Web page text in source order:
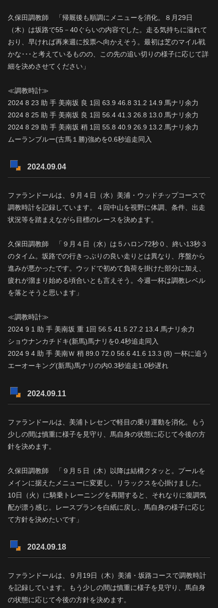
久保田調教師 「帰厩後も順調にメニューを消化。８月29日
（木）は坂路で55－40ぐらいの内容でした。走る気持ちに溢れて
おり、早ければ再来週に投票へ向かえそう。最初は芝のマイル戦
かな･･･と考えているものの、この先の追い切りの様子に応じて詳
細を決めさせてください」
≪調教時計≫
2024 8 23 助 手 美南坂 良 1回 63.9 46.8 31.2 14.9 馬ナリ余力
2024 8 25 助 手 美南坂 良 1回 56.4 41.3 26.8 13.0 馬ナリ余力
2024 8 29 助 手 美南坂 稍 1回 55.8 40.9 26.9 13.2 馬ナリ余力
ムーランブルー(古馬１勝)強めを0.6秒追走同入
2024.09.04
ファランドールは、９月４日（水）美浦・ウッドチップコースで
調教時計を記録しています。４回中山を視野に体調、条件、出走
状況等を踏まえながら目標のレースを決めます。
久保田調教師 「９月４日（水）は５ハロン72秒０、終い13秒３
のタイム。坂路での行きっぷりの良い走りとは異なり、序盤から
進みが悪かったです。ウッドで初めて負荷を掛けた部分に加え、
疲れが溜まり始める頃合いとも言えそう。今週一杯は調教レベル
を落とそうと思います」
≪調教時計≫
2024 9 1 助 手 美南坂 重 1回 56.5 41.5 27.2 13.4 馬ナリ余力
ショウナンカチドキ(新馬)馬ナリを0.4秒追走同入
2024 9 4 助 手 美南Ｗ 稍 89.0 72.0 56.6 41.6 13.3 (8) 一杯に追う
エーオーキング(新馬)馬ナリの内0.3秒追走1.0秒遅れ
2024.09.11
ファランドールは、美浦トレセンで軽目の乗り運動を消化。もう
少しの間は慎重に様子を見守り、馬自身の状態に応じて今後の方
針を決めます。
久保田調教師 「９月５日（木）以降は結構クタッと。プールを
メインに据えたメニューに変更し、リラックスを心掛けました。
10日（火）に騎乗トレーニングを再開すると、それなりに復調気
配が漂う感じ。レースプランを白紙に戻し、馬自身の様子に応じ
て方針を決めたいです」
2024.09.18
ファランドールは、９月19日（木）美浦・坂路コースで調教時計
を記録しています。もう少しの間は慎重に様子を見守り、馬自身
の状態に応じて今後の方針を決めます。